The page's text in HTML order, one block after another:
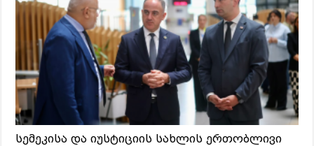
სემეკისა და იუსტიციის სახლის ერთობლივი